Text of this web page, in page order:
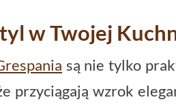
w Twojej
są nie tylko
przyciągają wzrok